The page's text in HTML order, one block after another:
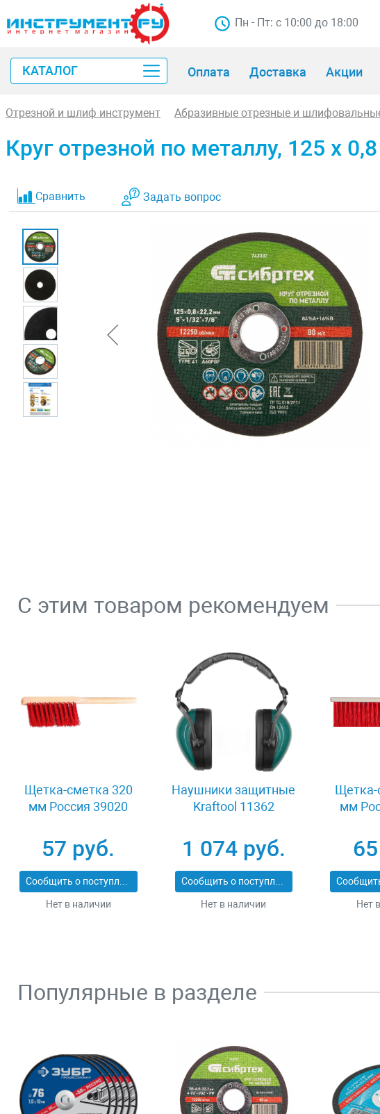
Пн - Пт: с 10:00 до 18:00
КАТАЛОГ Оплата Доставка Акции
Отрезной и шлиф инструмент Абразивные отрезные и
Круг отрезной по металлу, 125 х
Сравнить Задать вопрос
С этим товаром рекомендуем
Щетка-сметка 320
мм Россия 39020
57 руб.
Сообщить о поступлении
Нет в наличии
Наушники защитные
Kraftool 11362
1 074 руб.
Сообщить о поступлении
Нет в наличии
Щетка-
мм
Нет
Популярные в разделе